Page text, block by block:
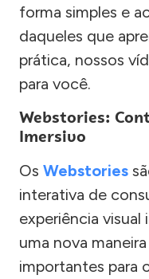
forma simples e
daqueles que
prática, nossos
para você.
Webstories:
Imersivo
Os Webstories
interativa de
experiência visual
uma nova
importantes para